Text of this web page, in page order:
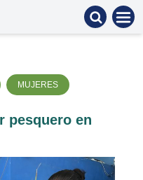
MUJERES
pesquero en